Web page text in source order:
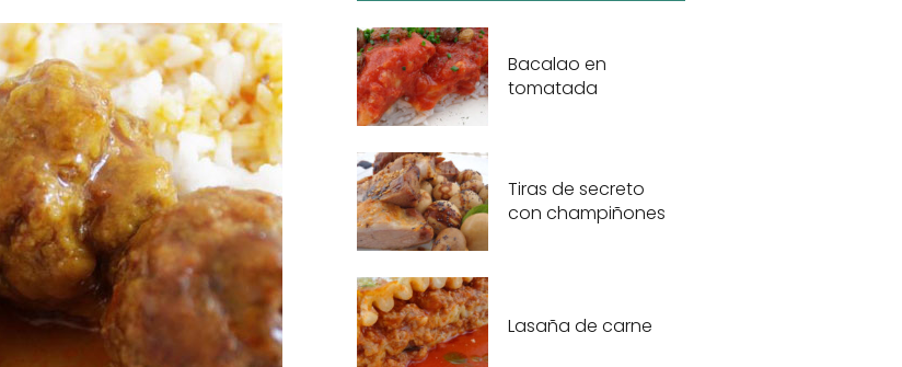
Bacalao en
tomatada
Tiras de secreto
con champiñones
Lasaña de carne